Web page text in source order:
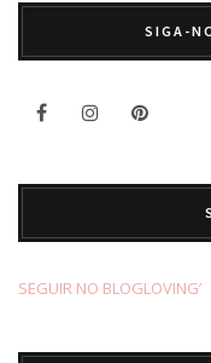
SIGA-
SEGUIR NO BLOGLOVING’